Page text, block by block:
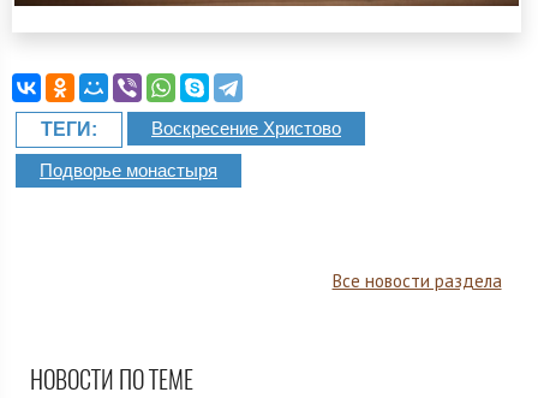
ТЕГИ: Воскресение Христово
Подворье монастыря
Все новости раздела
НОВОСТИ ПО ТЕМЕ